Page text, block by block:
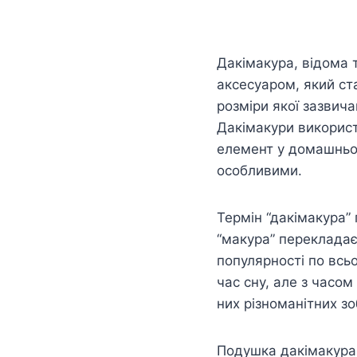
Дакімакура, відома
аксесуаром, який
розміри якої
Дакімакури
елемент у
особливими.
Термін
“макура”
популярності по
час сну, але з
них різноманітних
Подушка